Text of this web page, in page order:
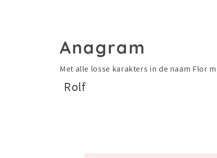
Anagram
Met alle losse karakters in de naam Flor
Rolf